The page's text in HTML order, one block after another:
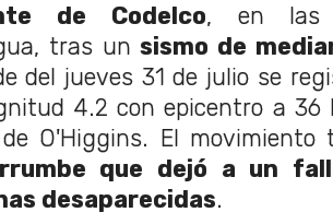
de Codelco, en las
tras un sismo de
del jueves 31 de julio se
4.2 con epicentro a 36
O'Higgins. El movimiento
que dejó a un
desaparecidas.